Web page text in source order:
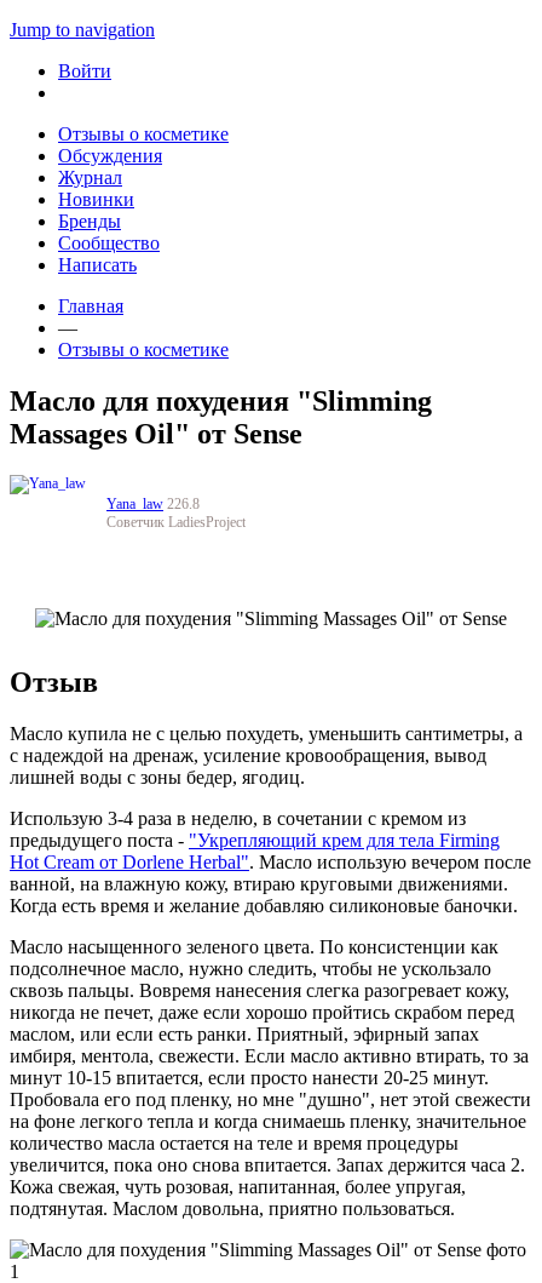
Jump to navigation
Войти
Отзывы о косметике
Обсуждения
Журнал
Новинки
Бренды
Сообщество
Написать
Главная
—
Отзывы о косметике
Масло для похудения "Slimming
Massages Oil" от Sense
Yana_law 226.8
Советчик LadiesProject
Отзыв
Масло купила не с целью похудеть, уменьшить сантиметры, а
с надеждой на дренаж, усиление кровообращения, вывод
лишней воды с зоны бедер, ягодиц.
Использую 3-4 раза в неделю, в сочетании с кремом из
предыдущего поста - "Укрепляющий крем для тела Firming
Hot Cream от Dorlene Herbal". Масло использую вечером после
ванной, на влажную кожу, втираю круговыми движениями.
Когда есть время и желание добавляю силиконовые баночки.
Масло насыщенного зеленого цвета. По консистенции как
подсолнечное масло, нужно следить, чтобы не ускользало
сквозь пальцы. Вовремя нанесения слегка разогревает кожу,
никогда не печет, даже если хорошо пройтись скрабом перед
маслом, или если есть ранки. Приятный, эфирный запах
имбиря, ментола, свежести. Если масло активно втирать, то за
минут 10-15 впитается, если просто нанести 20-25 минут.
Пробовала его под пленку, но мне "душно", нет этой свежести
на фоне легкого тепла и когда снимаешь пленку, значительное
количество масла остается на теле и время процедуры
увеличится, пока оно снова впитается. Запах держится часа 2.
Кожа свежая, чуть розовая, напитанная, более упругая,
подтянутая. Маслом довольна, приятно пользоваться.